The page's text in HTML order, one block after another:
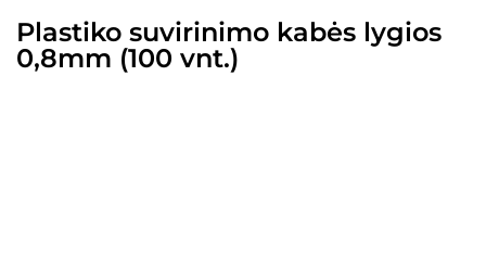
Plastiko suvirinimo kabės lygios
0,8mm (100 vnt.)